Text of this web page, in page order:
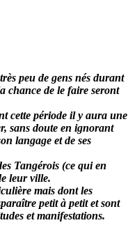
peu de gens nés durant
chance de le faire seront
cette période il y aura une
sans doute en ignorant
langage et de ses
Tangérois (ce qui en
leur ville.
mais dont les
petit à petit et sont
et manifestations.